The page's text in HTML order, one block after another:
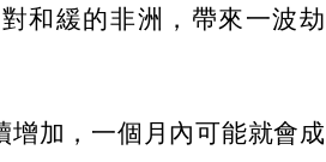
和緩的非洲，帶來一波劫
加，一個月內可能就會成